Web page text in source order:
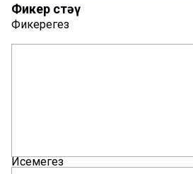
Фикер өстәү
Фикерегез
Исемегез